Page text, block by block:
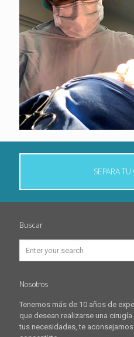
SEPARA
Buscar
Nosotros
Tenemos más de 10 años de
que desean realizarse una
tus necesidades, te